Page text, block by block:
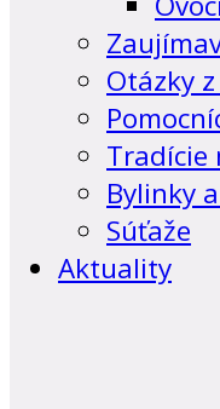
Otázky
Tradície
Bylinky
Súťaže
Aktuality